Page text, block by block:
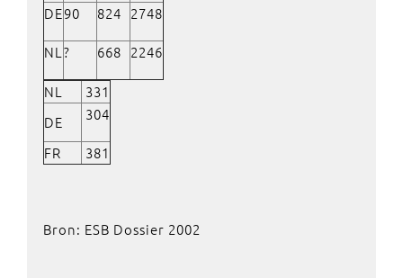
DE90 824 2748
NL ? 668 2246
NL
331
DE
304
FR 381
Bron: ESB Dossier 2002